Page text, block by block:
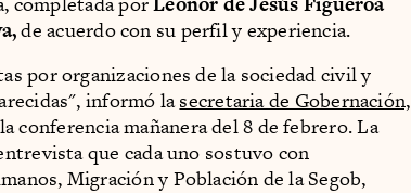
de acuerdo con su perfil y experiencia.
por organizaciones de la sociedad civil y
informó lasecretaria de Gobernación,
conferencia mañanera del 8 de febrero. La
que cada uno sostuvo con
Migración y Población de la Segob,